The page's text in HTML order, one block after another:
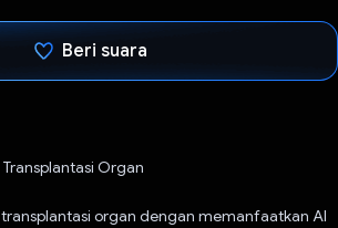
Beri suara
Organ
organ dengan memanfaatkan AI